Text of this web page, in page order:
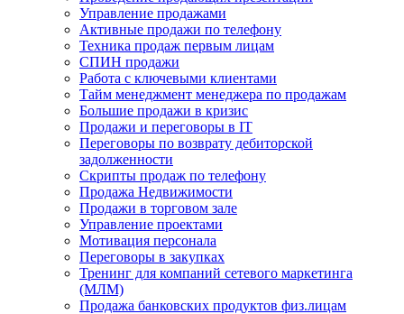
Управление продажами
Активные продажи по телефону
Техника продаж первым лицам
СПИН продажи
Работа с ключевыми клиентами
Тайм менеджмент менеджера по продажам
Большие продажи в кризис
Продажи и переговоры в IT
Переговоры по возврату дебиторской
задолженности
Скрипты продаж по телефону
Продажа Недвижимости
Продажи в торговом зале
Управление проектами
Мотивация персонала
Переговоры в закупках
Тренинг для компаний сетевого маркетинга
(МЛМ)
Продажа банковских продуктов физ.лицам